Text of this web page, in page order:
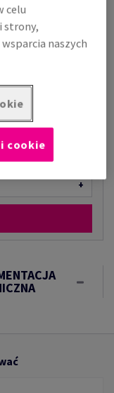
+
celu
strony,
naszych
cookie